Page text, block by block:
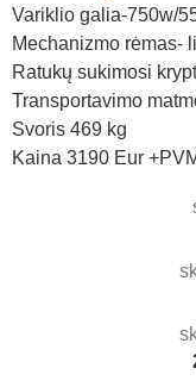
Variklio galia-750w/
Mechanizmo rėmas-
Ratukų sukimosi
Transportavimo
Svoris 469 kg
Kaina 3190 Eur